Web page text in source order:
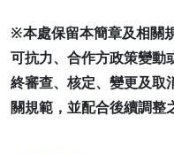
※本處保留本簡章及相關
可抗力、合作方政策變動
終審查、核定、變更及取
關規範，並配合後續調整